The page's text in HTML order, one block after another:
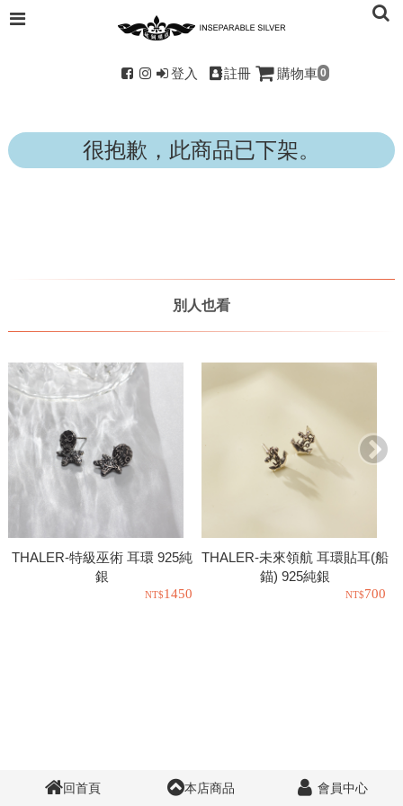
登入 註冊 購物車 0
很抱歉，此商品已下架。
別人也看
THALER-特級巫術 耳環 925純
銀
1450
THALER-未來領航 耳環貼耳(船
錨) 925純銀
700
回首頁 本店商品 會員中心